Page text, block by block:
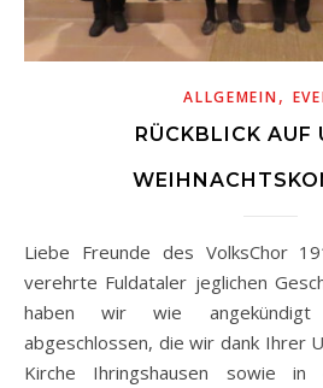
ALLGEMEIN,
RÜCKBLICK AUF
Liebe Freunde des VolksChor 1913 Ihringshausen e.V.,
verehrte Fuldataler jeglichen
haben wir wie
abgeschlossen, die wir dank Ihrer
Kirche Ihringshausen sowie in